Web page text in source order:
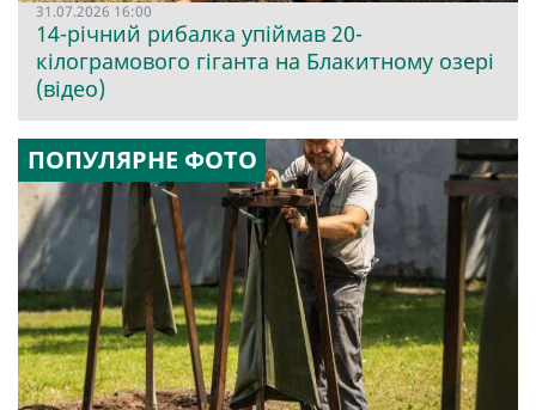
31.07.2026 16:00
14-річний рибалка упіймав 20-
кілограмового гіганта на Блакитному озері
(відео)
ПОПУЛЯРНЕ ФОТО